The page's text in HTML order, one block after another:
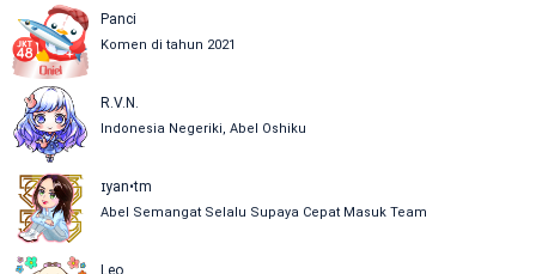
Panci
Komen di tahun 2021
R.V.N.
Indonesia Negeriki, Abel Oshiku
ɪyan•tm
Abel Semangat Selalu Supaya Cepat Masuk Team
Leo